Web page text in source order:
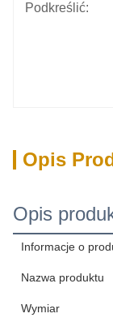
Podkreślić:
Opis
Opis
Informacje o
Nazwa produktu
Wymiar